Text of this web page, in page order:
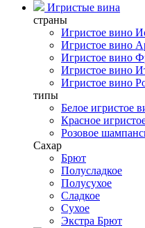
Игристые вина
страны
Игристое вино
Игристое вино
Игристое вино
Игристое вино
Игристое вино
типы
Белое игристое
Красное
Розовое
Сахар
Брют
Полусладкое
Полусухое
Сладкое
Сухое
Экстра Брют